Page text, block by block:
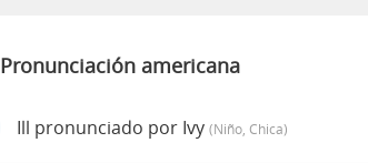
Pronunciación americana
Ill pronunciado por Ivy (niño, Chica)